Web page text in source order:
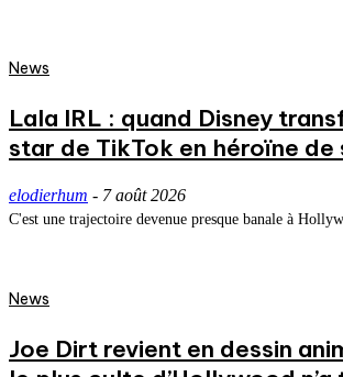
News
Lala IRL : quand Disney
star de TikTok en héroïne de
elodierhum - 7 août 2026
C'est une trajectoire devenue presque banale à
News
Joe Dirt revient en dessin